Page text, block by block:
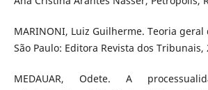
MARINONI, Luiz Guilherme. Teoria geral
São Paulo: Editora Revista dos Tribunais,
MEDAUAR, Odete. A